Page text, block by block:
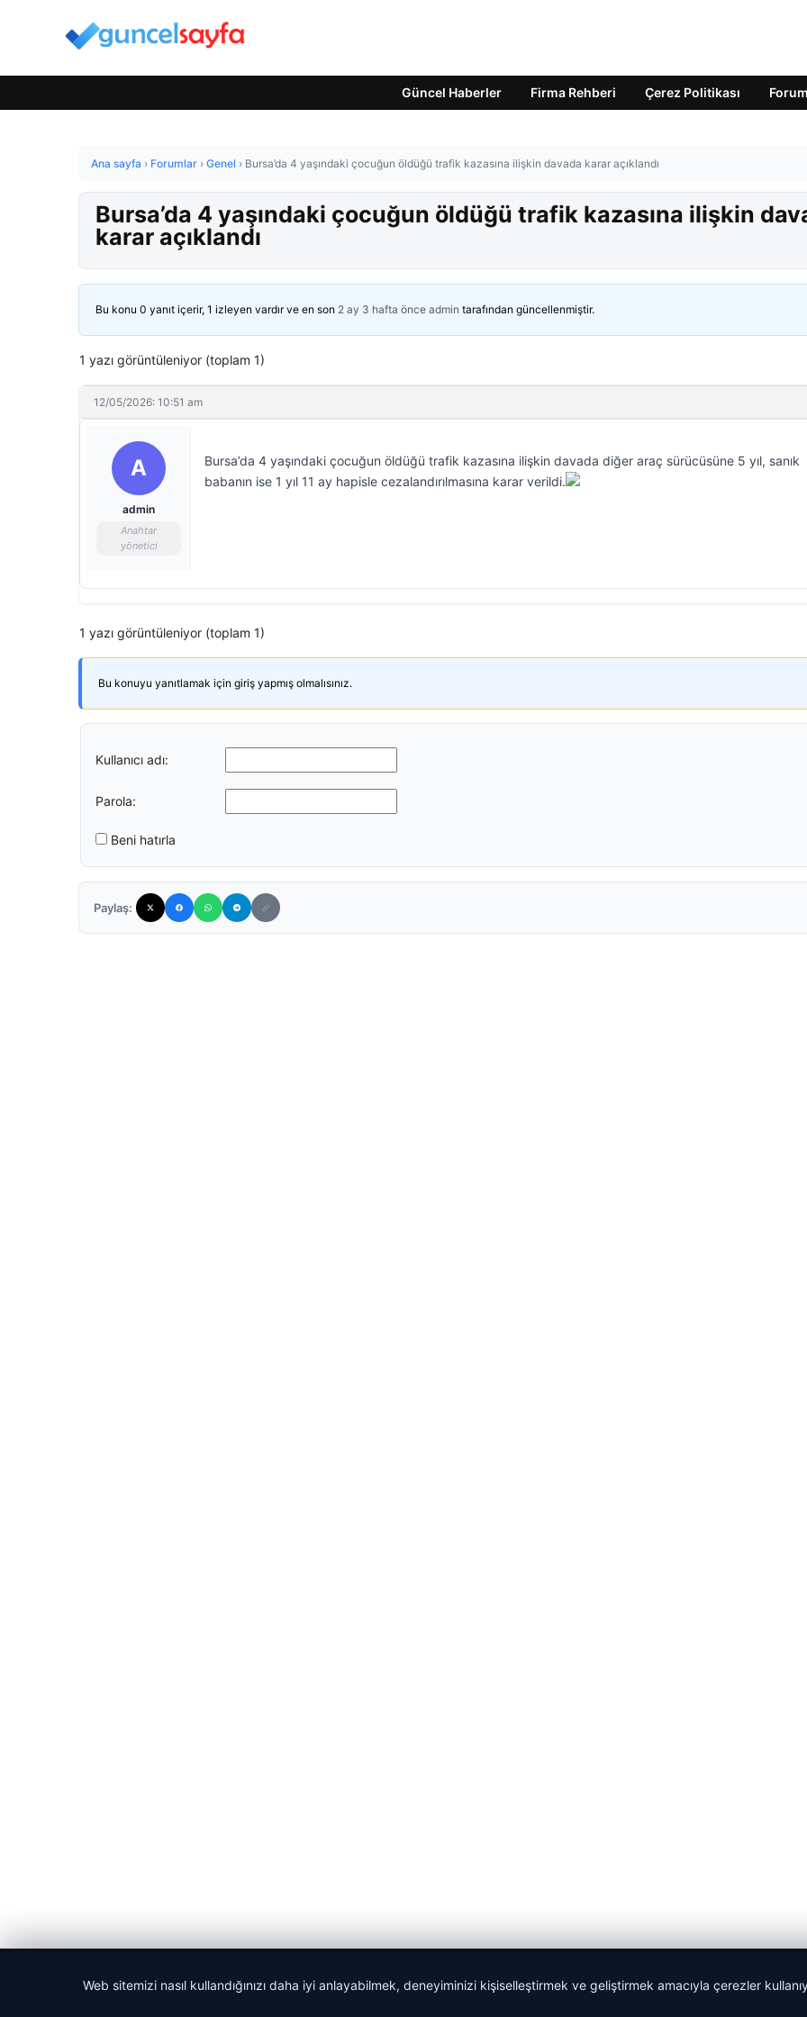
Güncel Haberler Firma Rehberi Çerez Politikası Forum
Ana sayfa › Forumlar › Genel › Bursa’da 4 yaşındaki çocuğun öldüğü trafik kazasına ilişkin davada karar açıklandı
Bursa’da 4 yaşındaki çocuğun öldüğü trafik kazasına ilişkin
karar açıklandı
Bu konu 0 yanıt içerir, 1 izleyen vardır ve en son 2 ay 3 hafta önce admin tarafından güncellenmiştir.
1 yazı görüntüleniyor (toplam 1)
12/05/2026: 10:51 am
A
admin
Anahtar
yönetici
Bursa’da 4 yaşındaki çocuğun öldüğü trafik kazasına ilişkin davada diğer araç sürücüsüne 5 yıl, sanık
babanın ise 1 yıl 11 ay hapisle cezalandırılmasına karar verildi.
1 yazı görüntüleniyor (toplam 1)
Bu konuyu yanıtlamak için giriş yapmış olmalısınız.
Kullanıcı adı:
Parola:
Beni hatırla
Paylaş:
Web sitemizi nasıl kullandığınızı daha iyi anlayabilmek, deneyiminizi kişiselleştirmek ve geliştirmek amacıyla çerezler